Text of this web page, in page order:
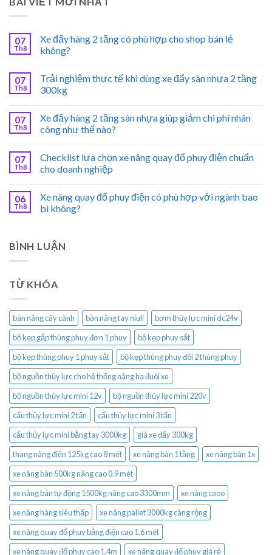
07
Th8
Xe đẩy hàng 2 tầng có phù hợp cho shop bán lẻ
không?
07
Th8
Trải nghiệm thực tế khi dùng xe đẩy sàn nhựa 2 tầng
300kg
07
Th8
Xe đẩy hàng 2 tầng sàn nhựa giúp giảm chi phí nhân
công như thế nào?
07
Th8
Checklist lựa chọn xe nâng quay đổ phuy điện chuẩn
cho doanh nghiệp
06
Th8
Xe nâng quay đổ phuy điện có phù hợp với ngành bao
bì không?
BÌNH LUẬN
TỪ KHÓA
bàn nâng cây cành bàn nâng tay niuli
bơm thủy lực mini dc24v
bộ kẹp gắp thùng phuy đơn 1 phuy
bộ kẹp phuy sắt
bộ kẹp thùng phuy 1 phuy sắt
bộ kẹp thùng phuy đôi 2 thùng phuy
bộ nguồn thủy lực cho hệ thống nâng hạ đuôi xe
bộ nguồn thủy lực mini 12v
bộ nguồn thủy lực mini 220v
cẩu thủy lực mini 2 tấn
cẩu thủy lực mini 3 tấn
cẩu thủy lực mini bằng tay 3000kg
giá xe đẩy 300kg
thang nâng điện 125kg cao 8 mét
xe nâng bàn 1 tầng
xe nâng bàn 1x
xe nâng bàn 500kg nâng cao 0.9 mét
xe nâng bán tự động 1500kg nâng cao 3300mm
xe nâng caoo
xe nâng hàng siêu thấp
xe nâng pallet 3000kg càng rộng
xe nâng quay đổ phuy bằng điện cao 1.6 mét
xe nâng quay đổ phuy cao 1.4m
xe nâng quay đổ phuy giá rẻ